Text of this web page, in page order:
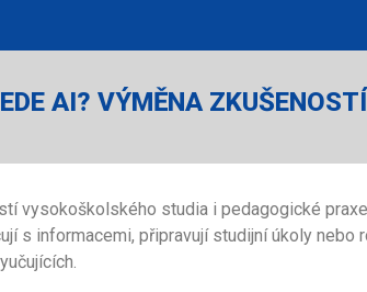
AI? VÝMĚNA
vysokoškolského studia i pedagogické
s informacemi, připravují studijní úkoly nebo